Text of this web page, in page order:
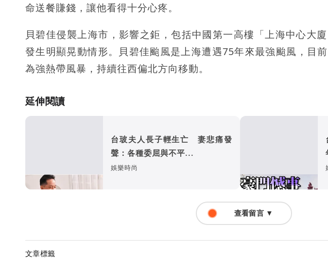
命送餐賺錢，讓他看得十分心疼。
貝碧佳侵襲上海市，影響之鉅，包括中國第一高樓「上海中心大
發生明顯晃動情形。貝碧佳颱風是上海遭遇75年來最強颱風，目
為強熱帶風暴，持續往西偏北方向移動。
延伸閱讀
台玻夫人長子輕生亡 妻悲痛發
聲：各種委屈與不平...
娛樂時尚
查看留言 ▼
文章標籤